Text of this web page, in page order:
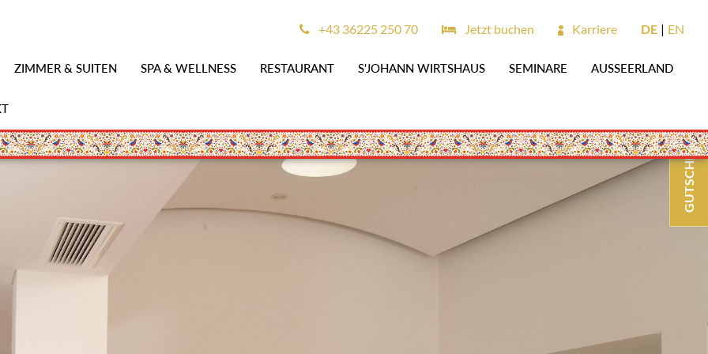
ZIMMER & SUITEN SPA & WELLNESS RESTAURANT S'JOHANN WIRTSHAUS SEMINARE AUSSEERLAND
+43 36225 250 70 Jetzt buchen Karriere DE EN
GUTSCHEINE